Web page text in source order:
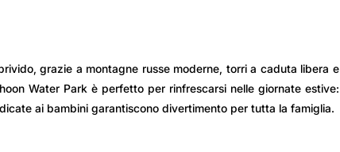
grazie a montagne russe moderne, torri a caduta libera e
Water Park è perfetto per rinfrescarsi nelle giornate estive:
ai bambini garantiscono divertimento per tutta la famiglia.